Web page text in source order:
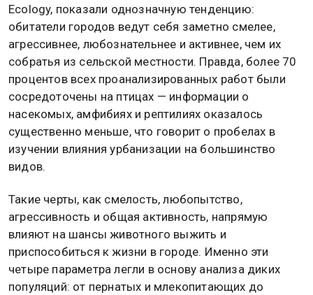
Ecology, показали однозначную тенденцию:
обитатели городов ведут себя заметно смелее,
агрессивнее, любознательнее и активнее, чем их
собратья из сельской местности. Правда, более 70
процентов всех проанализированных работ были
сосредоточены на птицах — информации о
насекомых, амфибиях и рептилиях оказалось
существенно меньше, что говорит о пробелах в
изучении влияния урбанизации на большинство
видов.
Такие черты, как смелость, любопытство,
агрессивность и общая активность, напрямую
влияют на шансы животного выжить и
приспособиться к жизни в городе. Именно эти
четыре параметра легли в основу анализа диких
популяций: от пернатых и млекопитающих до